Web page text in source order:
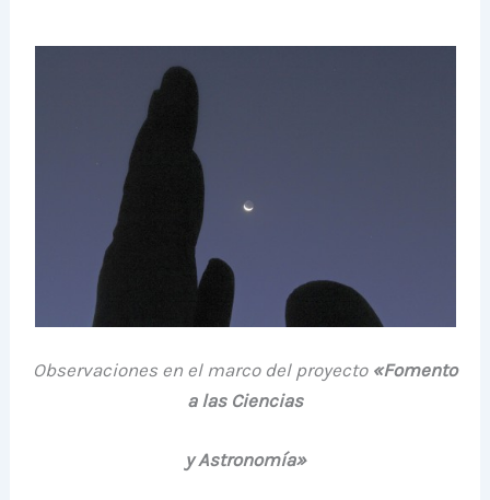
Observaciones en el marco del proyecto «Fomento
a las Ciencias
y Astronomía»